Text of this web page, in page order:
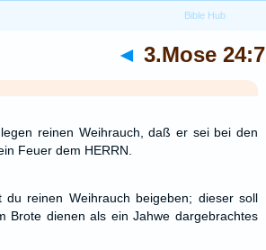
◄ 3.Mose 24:7
reinen Weihrauch, daß er sei bei den
Feuer dem HERRN.
du reinen Weihrauch beigeben; dieser soll
Brote dienen als ein Jahwe dargebrachtes